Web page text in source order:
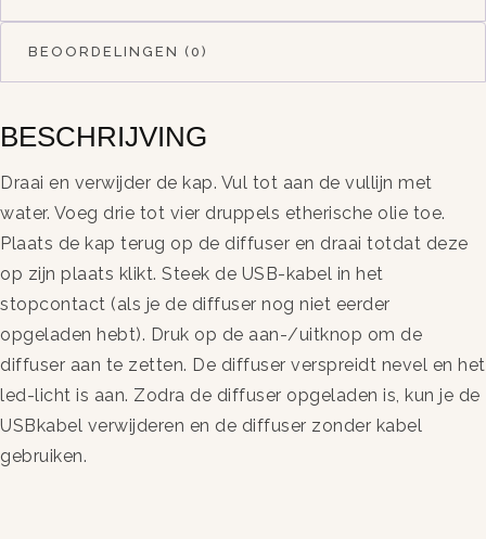
BEOORDELINGEN (0)
BESCHRIJVING
Draai en verwijder de kap. Vul tot aan de vullijn met
water. Voeg drie tot vier druppels etherische olie toe.
Plaats de kap terug op de diffuser en draai totdat deze
op zijn plaats klikt. Steek de USB-kabel in het
stopcontact (als je de diffuser nog niet eerder
opgeladen hebt). Druk op de aan-/uitknop om de
diffuser aan te zetten. De diffuser verspreidt nevel en het
led-licht is aan. Zodra de diffuser opgeladen is, kun je de
USBkabel verwijderen en de diffuser zonder kabel
gebruiken.